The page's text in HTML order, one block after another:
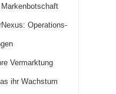
Operations-
Vermarktung
ihr Wachstum